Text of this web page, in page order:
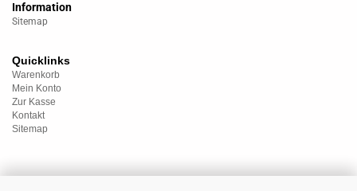
Information
Sitemap
Quicklinks
Warenkorb
Mein Konto
Zur Kasse
Kontakt
Sitemap